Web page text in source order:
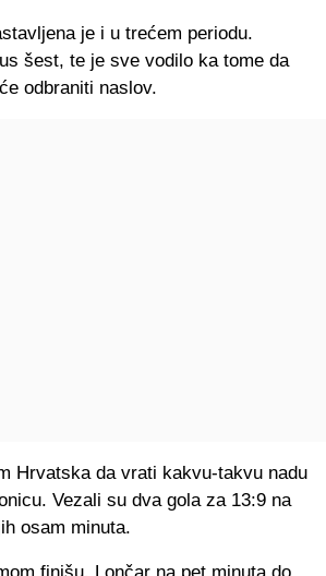
je i u trećem periodu.
šest, te je sve vodilo ka tome da
odbraniti naslov.
Hrvatska da vrati kakvu-takvu nadu
Vezali su dva gola za 13:9 na
osam minuta.
finišu. Lončar na pet minuta do